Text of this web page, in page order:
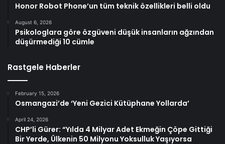
Honor Robot Phone’un tüm teknik özellikleri belli oldu
August 6, 2026
Psikologlara göre özgüveni düşük insanların ağzından
düşürmediği 10 cümle
Rastgele Haberler
February 15, 2026
Osmangazi’de ‘Yeni Gezici Kütüphane Yollarda’
April 24, 2026
CHP’li Gürer: “Yılda 4 Milyar Adet Ekmeğin Çöpe Gittiği
Bir Yerde, Ülkenin 50 Milyonu Yoksulluk Yaşıyorsa